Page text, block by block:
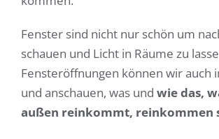
Fenster sind nicht nur schön um
schauen und Licht in Räume zu
Fensteröffnungen können wir auch
und anschauen, was und wie das,
außen reinkommt, reinkommen